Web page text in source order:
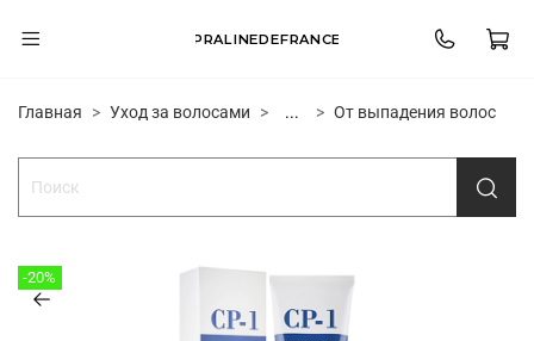
PRALINEDEFRANCE
Главная Уход за волосами ... От выпадения волос
-20%